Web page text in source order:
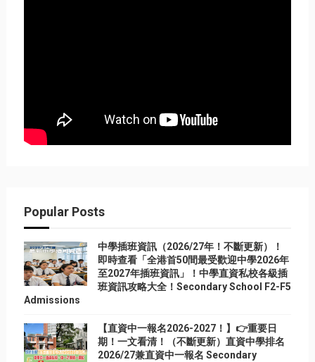
Popular Posts
中學插班資訊（2026/27年！不斷更新）！
即時查看「全港首50間最受歡迎中學2026年
至2027年插班資訊」！中學直資私校各級插
班資訊攻略大全！Secondary School F2-F5
Admissions
【直資中一報名2026-2027！】👉重要日
期！一文看清！（不斷更新）直資中學排名
2026/27兼直資中一報名 Secondary